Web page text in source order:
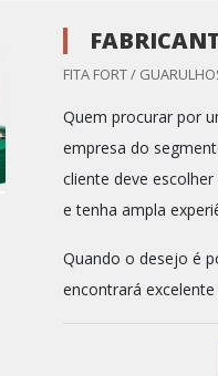
FITA FORT /
Quem procurar por
empresa do
cliente deve
e tenha ampla
Quando o desejo é
encontrará excelente